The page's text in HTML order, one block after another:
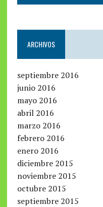
ARCHIVOS
septiembre 2016
junio 2016
mayo 2016
abril 2016
marzo 2016
febrero 2016
enero 2016
diciembre 2015
noviembre 2015
octubre 2015
septiembre 2015